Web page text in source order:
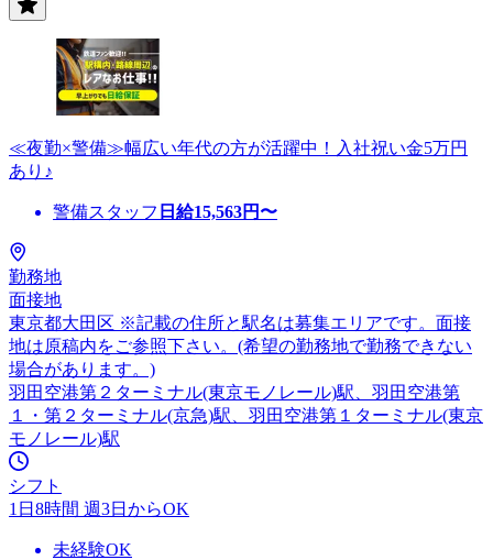
≪夜勤×警備≫幅広い年代の方が活躍中！入社祝い金5万円
あり♪
警備スタッフ 日給15,563円〜
勤務地
面接地
東京都大田区 ※記載の住所と駅名は募集エリアです。面接
地は原稿内をご参照下さい。(希望の勤務地で勤務できない
場合があります。)
羽田空港第２ターミナル(東京モノレール)駅、羽田空港第
１・第２ターミナル(京急)駅、羽田空港第１ターミナル(東京
モノレール)駅
シフト
1日8時間 週3日からOK
未経験OK